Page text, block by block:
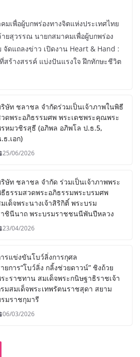
มเพื่อผู้บกพร่องทางจิตแห่งประเทศไทย
ยสุวรรณ นายกสมาคมเพื่อผู้บกพร่อง
จัดแถลงข่าว เปิดงาน Heart & Hand :
สร้างสรรค์ แบ่งปันแรงใจ ฝึกทักษะชีวิต
ษัท ชลาชล จำกัดร่วมเป็นเจ้าภาพในพิธี
ดพระอภิธรรมศพ พระเดชพระคุณพระ
หมวชิรสุธี (อภิพล อภิพโล ป.ธ.5,
ธ.เอก)
25/06/2026
ษัท ชลาชล จำกัด ร่วมเป็นเจ้าภาพพระ
ธรรมสวดพระอภิธรรมพระบรมศพ
เด็จพระนางเจ้าสิริกิติ์ พระบรม
ชินีนาถ พระบรมราชชนนีพันปีหลวง
23/04/2026
รแข่งขันโบว์ลิ่งการกุศล
ยการ“โบว์ลิ่ง กลิ้งช่วยดาวน์” ชิงถ้วย
ะราชทาน สมเด็จพระกนิษฐาธิราชเจ้า
มสมเด็จพระเทพรัตนราชสุดา สยาม
มราชกุมารี
06/03/2026